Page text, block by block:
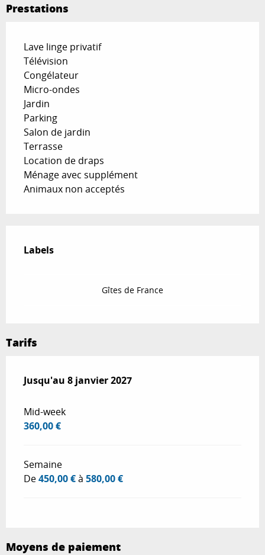
Prestations
Lave linge privatif
Télévision
Congélateur
Micro-ondes
Jardin
Parking
Salon de jardin
Terrasse
Location de draps
Ménage avec supplément
Animaux non acceptés
Labels
Labels
Gîtes de France
Tarifs
Du20 décembre 2025au
Jusqu'au 8 janvier 2027
Mid-week
360,00 €
Semaine
De450,00 €à 580,00 €
Moyens de paiement